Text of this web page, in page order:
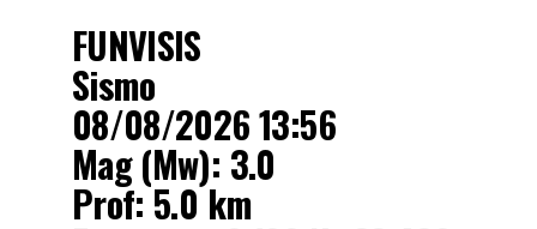
FUNVISIS
Sismo
08/08/2026 13:56
Mag (Mw): 3.0
Prof: 5.0 km